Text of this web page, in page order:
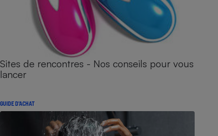
Sites de rencontres - Nos conseils pour vous
lancer
GUIDE D'ACHAT